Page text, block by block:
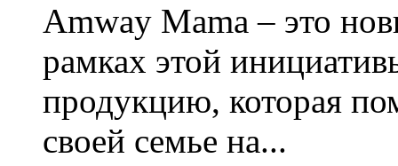
Amway Mama – это
рамках этой
продукцию, которая
своей семье на...